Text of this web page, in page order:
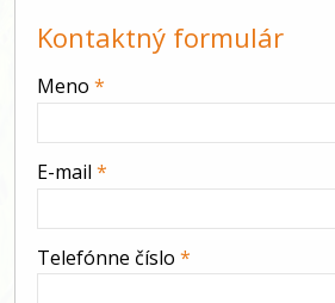
Kontaktný formulár
Meno *
E-mail *
Telefónne číslo *